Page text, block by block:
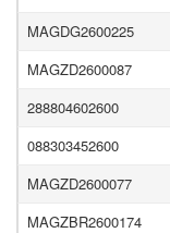
MAGDG2600225
MAGZD2600087
288804602600
088303452600
MAGZD2600077
MAGZBR2600174